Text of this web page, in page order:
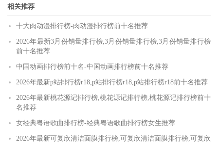
相关推荐
十大肉动漫排行榜-肉动漫排行榜前十名推荐
2026年最新3月份销量排行榜,3月份销量排行榜,3月份销量排行榜
前十名推荐
中国动画排行榜前十名-中国动画排行榜前十名推荐
2026年最新p站排行榜r18,p站排行榜r18,p站排行榜r18前十名推荐
2026年最新桃花源记排行榜,桃花源记排行榜,桃花源记排行榜前十
名推荐
女经典粤语歌曲排行榜-经典粤语歌曲排行榜女生推荐
2026年最新可复欣清洁面膜排行榜,可复欣清洁面膜排行榜,可复欣